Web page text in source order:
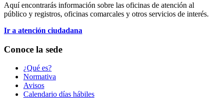
Aquí encontrarás información sobre las oficinas de atención al
público y registros, oficinas comarcales y otros servicios de interés.
Ir a atención ciudadana
Conoce la sede
¿Qué es?
Normativa
Avisos
Calendario días hábiles